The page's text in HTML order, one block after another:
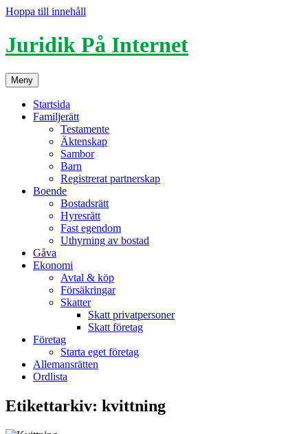
Hoppa till innehåll
Juridik På Internet
Meny
Startsida
Familjerätt
Testamente
Äktenskap
Sambor
Barn
Registrerat partnerskap
Boende
Bostadsrätt
Hyresrätt
Fast egendom
Uthyrning av bostad
Gåva
Ekonomi
Avtal & köp
Försäkringar
Skatter
Skatt privatpersoner
Skatt företag
Företag
Starta eget företag
Allemansrätten
Ordlista
Etikettarkiv: kvittning